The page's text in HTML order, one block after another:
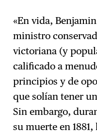
«En vida,
ministro
victoriana (y
calificado a
principios y de
que solían tener
Sin embargo,
su muerte en